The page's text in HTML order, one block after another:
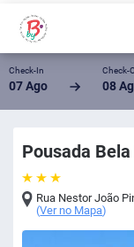
Check-In
07 Ago
Check-
08
Pousada
Rua Nestor João
(Ver no Mapa)